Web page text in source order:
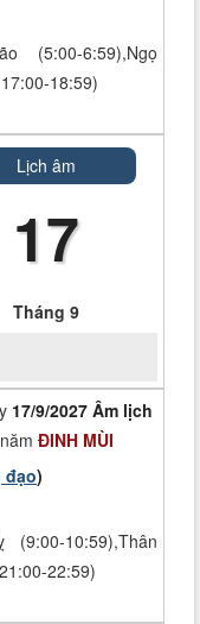
(5:00-6:59),Ngọ
18:59)
Lịch âm
17
Tháng 9
17/9/2027 Âm lịch
ĐINH MÙI
đạo)
(9:00-10:59),Thân
22:59)